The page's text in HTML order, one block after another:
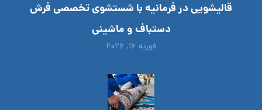
قالیشویی در فرمانیه با شستشوی تخصصی فرش
دستباف و ماشینی
فوریه ۱۶, ۲۰۲۶